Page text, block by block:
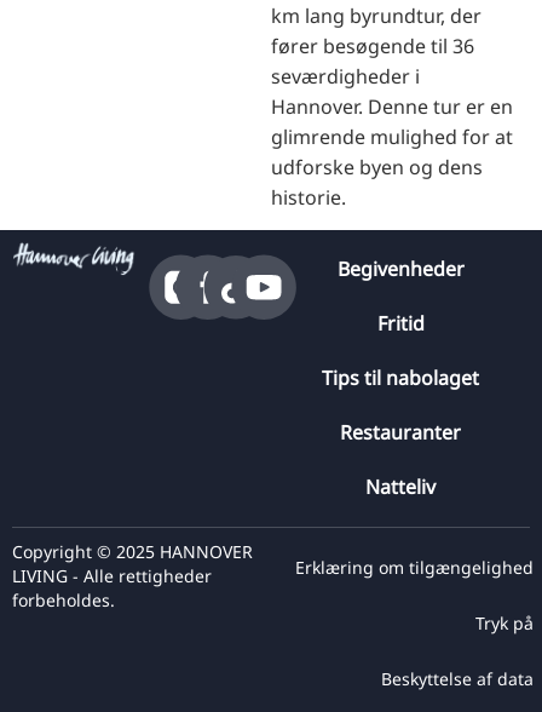
km lang byrundtur, der
fører besøgende til 36
seværdigheder i
Hannover. Denne tur er en
glimrende mulighed for at
udforske byen og dens
historie.
Begivenheder
Fritid
Tips til nabolaget
Restauranter
Natteliv
Copyright © 2025 HANNOVER
LIVING - Alle rettigheder
forbeholdes.
Erklæring om tilgængelighed
Tryk på
Beskyttelse af data